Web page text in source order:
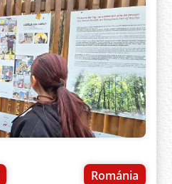
Románia